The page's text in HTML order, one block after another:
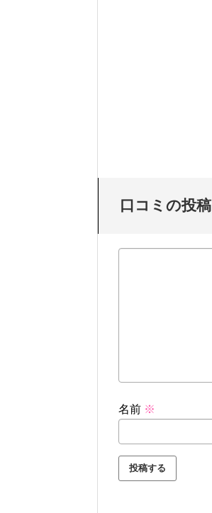
口コミの投稿
名前 ※